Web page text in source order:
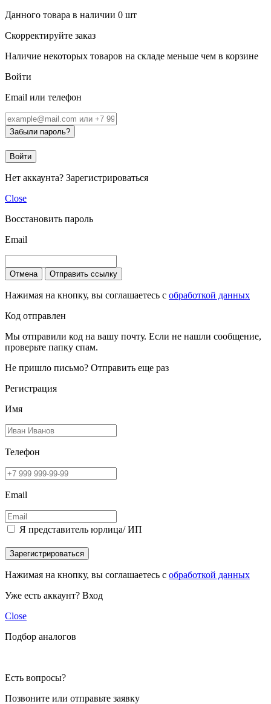
Данного товара в наличии 0 шт
Скорректируйте заказ
Наличие некоторых товаров на складе меньше чем в корзине
Войти
Email или телефон
Забыли пароль?
Войти
Нет аккаунта? Зарегистрироваться
Close
Восстановить пароль
Email
Отмена Отправить ссылку
Нажимая на кнопку, вы соглашаетесь с обработкой данных
Код отправлен
Мы отправили код на вашу почту. Если не нашли сообщение,
проверьте папку спам.
Не пришло письмо? Отправить еще раз
Регистрация
Имя
Телефон
Email
Я представитель юрлица/ ИП
Зарегистрироваться
Нажимая на кнопку, вы соглашаетесь с обработкой данных
Уже есть аккаунт? Вход
Close
Подбор аналогов
Есть вопросы?
Позвоните или отправьте заявку